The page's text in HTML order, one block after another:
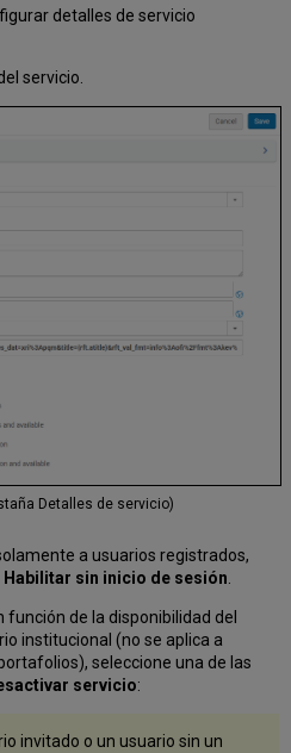
detalles de servicio
servicio.
Detalles de servicio)
a usuarios registrados,
Habilitar sin inicio de sesión
de la disponibilidad del
institucional (no se aplica a
seleccione una de las
servicio:
invitado o un usuario sin un